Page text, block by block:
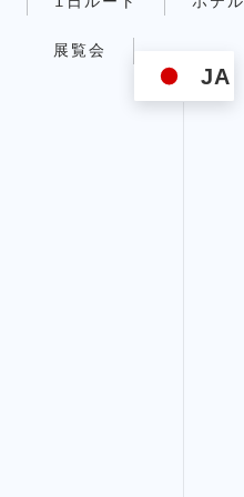
展覧会
JA